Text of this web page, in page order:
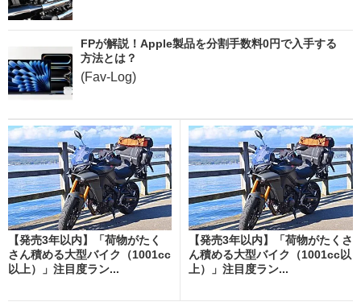
FPが解説！Apple製品を分割手数料0円で入手する
方法とは？
(Fav-Log)
【発売3年以内】「荷物がたく
さん積める大型バイク（1001cc
以上）」注目度ラン...
【発売3年以内】「荷物がたくさ
ん積める大型バイク（1001cc以
上）」注目度ラン...